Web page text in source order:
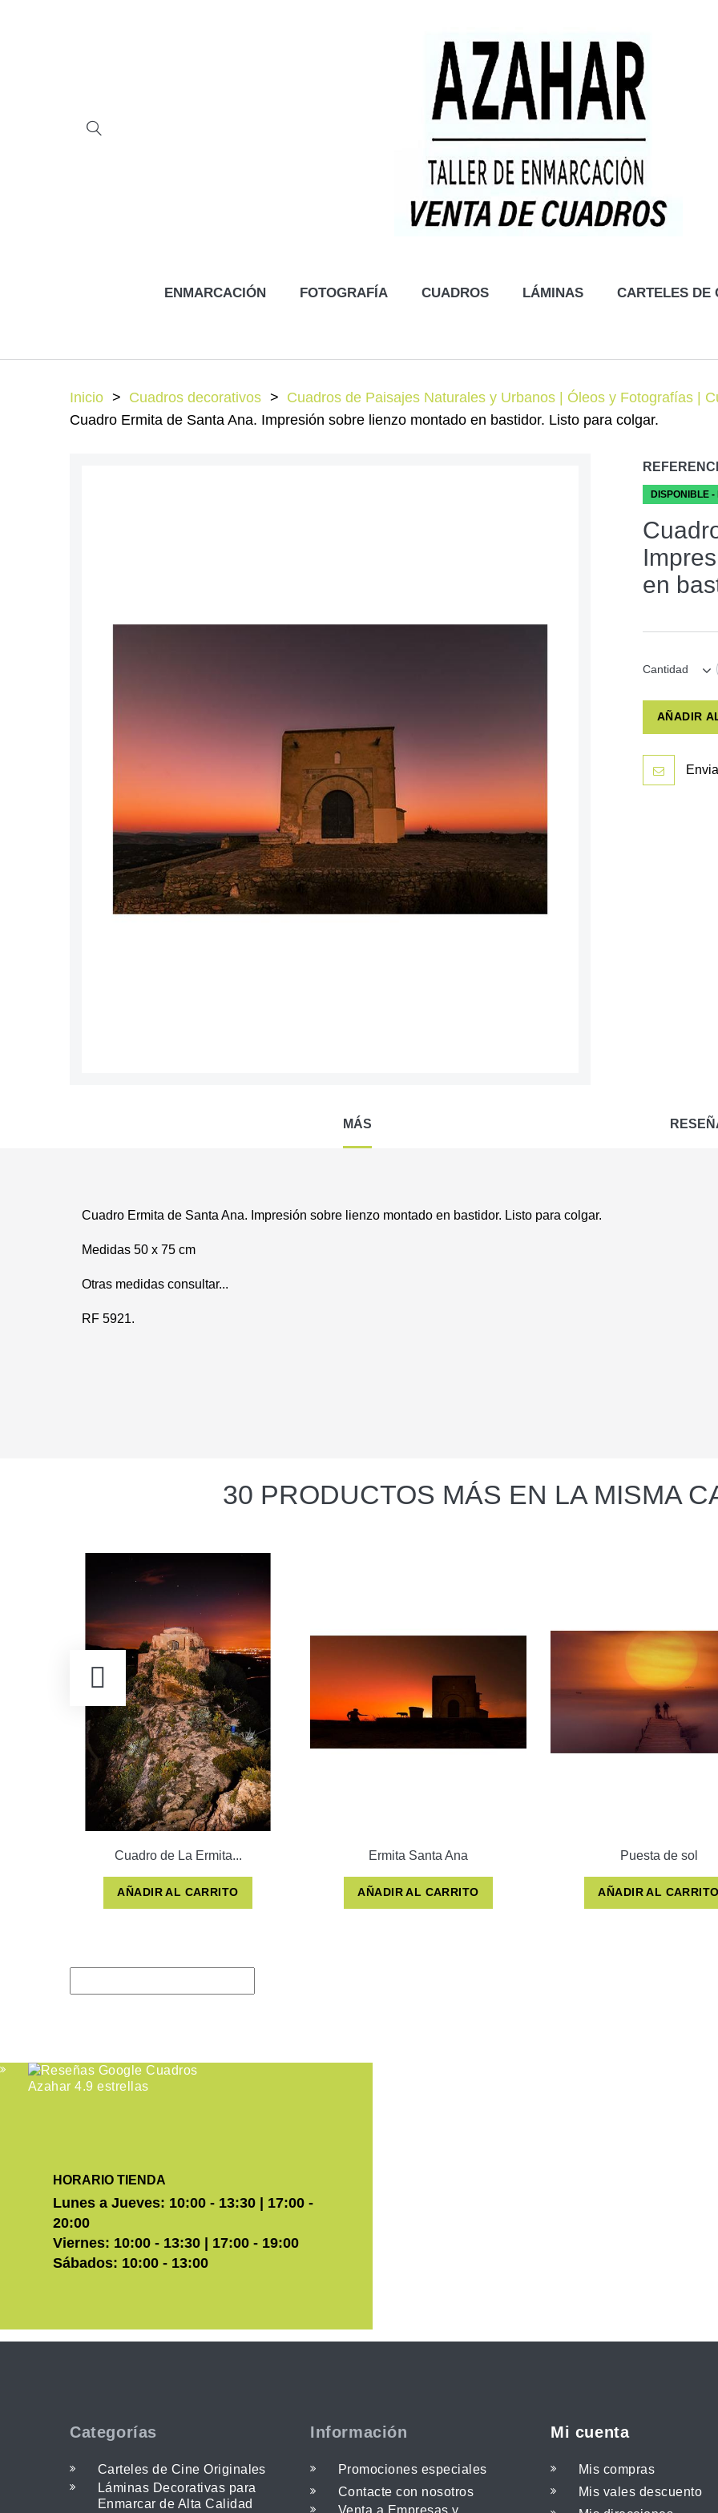
ENMARCACIÓN FOTOGRAFÍA CUADROS LÁMINAS CARTELES DE
Inicio Cuadros decorativos
Cuadros de Paisajes Naturales y Urbanos | Óleos y Fotografías |
Cuadro Ermita de Santa Ana. Impresión sobre lienzo montado en bastidor. Listo para colgar.
DISPONIBLE
en
Cantidad
AÑADIR
MÁS
Cuadro Ermita de Santa Ana. Impresión sobre lienzo montado en bastidor. Listo para colgar.
Medidas 50 x 75 cm
Otras medidas consultar...
RF 5921.
30 PRODUCTOS MÁS EN LA MISMA
Cuadro de La Ermita...
AÑADIR AL CARRITO
Ermita Santa Ana
AÑADIR AL CARRITO
Puesta de sol
AÑADIR AL
HORARIO TIENDA
Lunes a Jueves: 10:00 - 13:30 | 17:00 -
20:00
Viernes: 10:00 - 13:30 | 17:00 - 19:00
Sábados: 10:00 - 13:00
Categorías
Carteles de Cine Originales
Láminas Decorativas para
Enmarcar de Alta Calidad
Información
Promociones especiales
Contacte con nosotros
Mi cuenta
Mis compras
Mis vales descuento